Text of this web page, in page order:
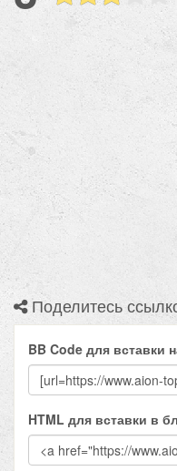
Поделитесь
BB Code для вставки
HTML для вставки в